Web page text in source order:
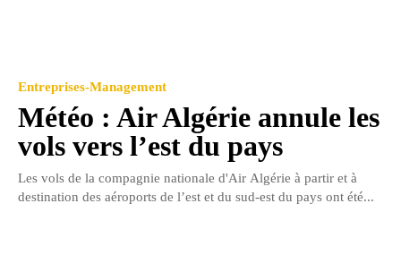
Entreprises-Management
Météo : Air Algérie annule les
vols vers l’est du pays
Les vols de la compagnie nationale d'Air Algérie à partir et à
destination des aéroports de l’est et du sud-est du pays ont été...